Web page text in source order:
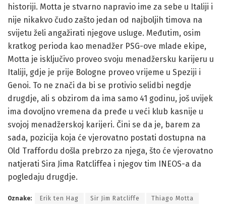
historiji. Motta je stvarno napravio ime za sebe u Italiji i
nije nikakvo čudo zašto jedan od najboljih timova na
svijetu želi angažirati njegove usluge. Međutim, osim
kratkog perioda kao menadžer PSG-ove mlade ekipe,
Motta je isključivo proveo svoju menadžersku karijeru u
Italiji, gdje je prije Bologne proveo vrijeme u Speziji i
Genoi. To ne znači da bi se protivio selidbi negdje
drugdje, ali s obzirom da ima samo 41 godinu, još uvijek
ima dovoljno vremena da pređe u veći klub kasnije u
svojoj menadžerskoj karijeri. Čini se da je, barem za
sada, pozicija koja će vjerovatno postati dostupna na
Old Traffordu došla prebrzo za njega, što će vjerovatno
natjerati Sira Jima Ratcliffea i njegov tim INEOS-a da
pogledaju drugdje.
Oznake: Erik ten Hag Sir Jim Ratcliffe Thiago Motta